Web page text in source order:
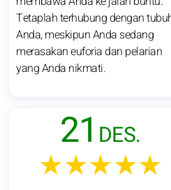
Tetaplah terhubung dengan
Anda, meskipun Anda sedang
merasakan euforia dan pelarian
yang Anda nikmati.
21 DES.
★★★★★